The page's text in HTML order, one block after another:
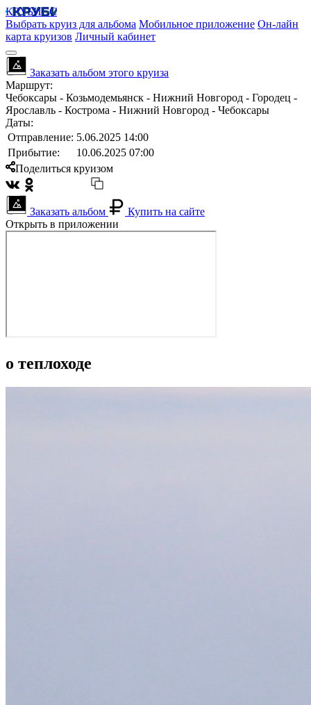
КРУБИСС
Выбрать круиз для альбома Мобильное приложение Он-лайн
карта круизов Личный кабинет
Заказать альбом этого круиза
Маршрут:
Чебоксары - Козьмодемьянск - Нижний Новгород - Городец -
Ярославль - Кострома - Нижний Новгород - Чебоксары
Даты:
Отправление: 5.06.2025 14:00
Прибытие:
10.06.2025 07:00
Поделиться круизом
Заказать альбом
Купить на сайте
Открыть в приложении
о теплоходе